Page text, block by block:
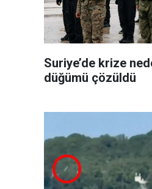
Suriye’de krize
düğümü çözüldü